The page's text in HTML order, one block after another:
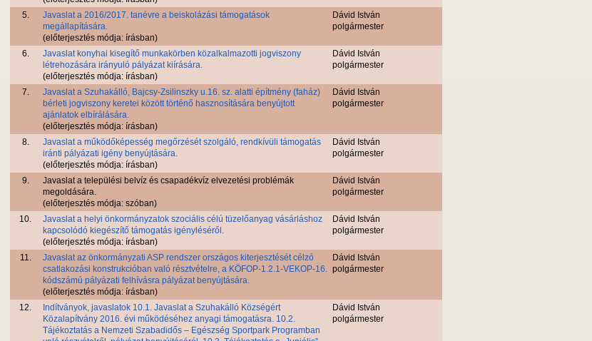
5.
Javaslat a 2016/2017. tanévre a beiskolázási támogatások
megállapítására.
(előterjesztés módja: írásban)
Dávid István
polgármester
6.
Javaslat konyhai kisegítő munkakörben közalkalmazotti jogviszony
létrehozására irányuló pályázat kiírására.
(előterjesztés módja: írásban)
Dávid István
polgármester
7.
Javaslat a Szuhakálló, Bajcsy-Zsilinszky u.16. sz. alatti építmény (faház)
bérleti jogviszony keretei között történő hasznosítására benyújtott
ajánlatok elbírálására.
(előterjesztés módja: írásban)
Dávid István
polgármester
8.
Javaslat a működőképesség megőrzését szolgáló, rendkívüli támogatás
iránti pályázati igény benyújtására.
(előterjesztés módja: írásban)
Dávid István
polgármester
9.
Javaslat a települési belvíz és csapadékvíz elvezetési problémák
megoldására.
(előterjesztés módja: szóban)
Dávid István
polgármester
10.
Javaslat a helyi önkormányzatok szociális célú tüzelőanyag vásárláshoz
kapcsolódó kiegészítő támogatás igényléséről.
(előterjesztés módja: írásban)
Dávid István
polgármester
11.
Javaslat az önkormányzati ASP rendszer országos kiterjesztését célzó
csatlakozási konstrukcióban való résztvételre, a KÖFOP-1.2.1-VEKOP-16.
kódszámú pályázati felhívásra pályázat benyújtására.
(előterjesztés módja: írásban)
Dávid István
polgármester
12.
Indítványok, javaslatok 10.1. Javaslat a Szuhakálló Községért
Közalapítvány 2016. évi működéséhez anyagi támogatásra. 10.2.
Tájékoztatás a Nemzeti Szabadidős – Egészség Sportpark Programban
Dávid István
polgármester